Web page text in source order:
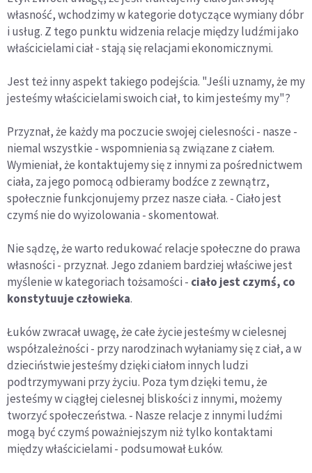
własność, wchodzimy w kategorie dotyczące wymiany dóbr
i usług. Z tego punktu widzenia relacje między ludźmi jako
właścicielami ciał - stają się relacjami ekonomicznymi.
Jest też inny aspekt takiego podejścia. "Jeśli uznamy, że my
jesteśmy właścicielami swoich ciał, to kim jesteśmy my"?
Przyznał, że każdy ma poczucie swojej cielesności - nasze -
niemal wszystkie - wspomnienia są związane z ciałem.
Wymieniał, że kontaktujemy się z innymi za pośrednictwem
ciała, za jego pomocą odbieramy bodźce z zewnątrz,
społecznie funkcjonujemy przez nasze ciała. - Ciało jest
czymś nie do wyizolowania - skomentował.
Nie sądzę, że warto redukować relacje społeczne do prawa
własności - przyznał. Jego zdaniem bardziej właściwe jest
myślenie w kategoriach tożsamości - ciało jest czymś, co
konstytuuje człowieka.
Łuków zwracał uwagę, że całe życie jesteśmy w cielesnej
współzależności - przy narodzinach wyłaniamy się z ciał, a w
dzieciństwie jesteśmy dzięki ciałom innych ludzi
podtrzymywani przy życiu. Poza tym dzięki temu, że
jesteśmy w ciągłej cielesnej bliskości z innymi, możemy
tworzyć społeczeństwa. - Nasze relacje z innymi ludźmi
mogą być czymś poważniejszym niż tylko kontaktami
między właścicielami - podsumował Łuków.